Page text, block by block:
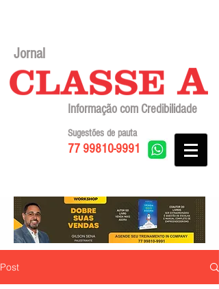
Jornal
Informação com Credibilidade
77 99810-9991
Sugestões de pauta
Post